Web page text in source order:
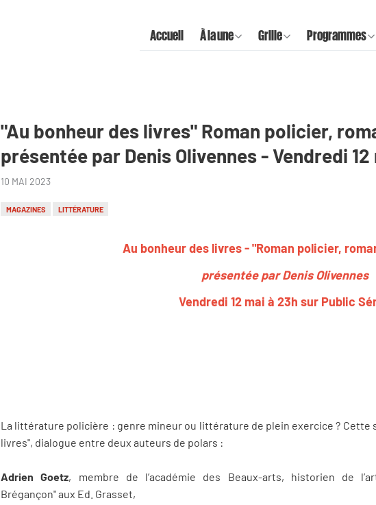
Accueil À la une Grille Programmes
"Au bonheur des livres" Roman policier,
présentée par Denis Olivennes - Vendredi 12
10 MAI 2023
MAGAZINES LITTÉRATURE
Au bonheur des livres - "Roman policier,
présentée par Denis Olivennes
Vendredi 12 mai à 23h sur Public
La littérature policière : genre mineur ou littérature de plein exercice ? Cette
livres", dialogue entre deux auteurs de polars :
Adrien Goetz, membre de l’académie des Beaux-arts, historien de
Brégançon" aux Ed. Grasset,